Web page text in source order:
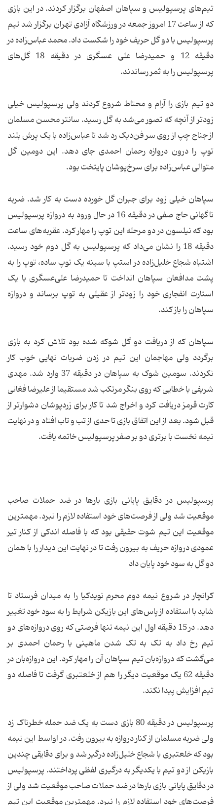
تیم‌های پرسپولیس و سپاهان اصفهان برگزار کردند. در این بازی
که از ساعت 17 امروز جمعه در ورزشگاه آزادی تهران برگزار شد تیم
پرسپولیس با دو گل حریف خود را شکست داد. محمد عباس‌زاده در
دقیقه 12 و حمیدرضا علی عسگری در دقیقه 18 گل‌های
پرسپولیس را به ثمر رساندند.
دو تیم بازی را آرام و محتاط شروع کردند ولی پرسپولیس خیلی
زودتر از آنچه که تصور می‌شد به گل رسید. سانتر محسن مسلمان
از جناح چپ از روی سر فن‌دیک رد شد تا عباس‌زاده با یک پرش بلند
توپ را درون دروازه رحمان احمدی جای دهد. این دومین گل
متوالی عباس‌زاده برای سرخ‌پوشان پایتخت بود.
سپاهان خیلی زود برای جبران گل خورده دست به کار شد. ضربه
ناگهانی حاج صفی در دقیقه 16 در حال ورود به دروازه پرسپولیس
بود که نیلسون در دو مرحله این توپ را مهار کرد. عقربه‌های ساعت
دقیقه 18 را نشان می‌داد که پرسپولیس به گل دوم خود رسید.
اشتباه شجاع خلیل‌زاده در استپ با سینه یک توپ ساده، توپ را به
پشت مدافعان سپاهان انداخت تا حمیدرضا علی‌عسگری با یک
استارت انفجاری خود را زودتر از عقیلی به توپ برساند و دروازه
سپاهان را باز کند.
سپاهان که از دریافت دو گل شوکه شده بود تلاش کرد به بازی
برگردد ولی مهاجمان این تیم در زدن ضربات نهایی خوب کار
نکردند. سومین شوک به سپاهان در دقیقه 37 وارد شد. مهدی
شریفی با خطایی که روی بنگر مرتکب شد مستقیما از علیرضا فغانی
کارت قرمز دریافت کرد و اخراج شد تا کار برای زردپوشان دشوارتر از
قبل شود. بعد از این اتفاق بازی تا حدی از تب و تاب افتاد و در نهایت
نیمه نخست با برتری دو بر صفر پرسپولیس خاتمه یافت.
پرسپولیس در دقایق پایانی بازی بارها در ضد حملات صاحب
موقعیت شد ولی از فرصت‌های خود استفاده لازم را نبرد. مهمترین
موقعیت این تیم شوت حقیقی بود که با فاصله اندکی از کنار تیر
عمودی دروازه حریف به بیرون رفت تا در نهایت این دیدار را با همان
دو گل به سود خود پایان داد
کرانچار در شروع نیمه دوم محرم نویدکیا را به میدان فرستاد تا
شاید با استفاده از پاس‌های این بازیکن شرایط را به سود خود تغییر
دهد. در 15 دقیقه اول این نیمه تنها فرصتی که روی دروازه‌های دو
تیم رخ داد به تک به تک شدن ماهینی با رحمان احمدی بر
می‌گشت که درواز‌ه‌بان تیم سپاهان آن را مهار کرد. این دروازه‌بان در
دقیقه 62 یک موقعیت دیگر را هم از خلعتبری گرفت تا فاصله دو
تیم افزایش پیدا نکند.
پرسپولیس در دقیقه 80 بازی دست به یک ضد حمله خطرناک زد
ولی ضربه مسلمان از کنار دروازه به بیرون رفت. در اواسط این نیمه
بود که خلعتبری با شجاع خلیل‌زاده درگیر شد و برای دقایقی چندین
بازیکن از دو تیم با یکدیگر به درگیری لفظی پرداختند. پرسپولیس
در دقایق پایانی بازی بارها در ضد حملات صاحب موقعیت شد ولی از
فرصت‌های خود استفاده لازم را نبرد. مهمترین موقعیت این تیم